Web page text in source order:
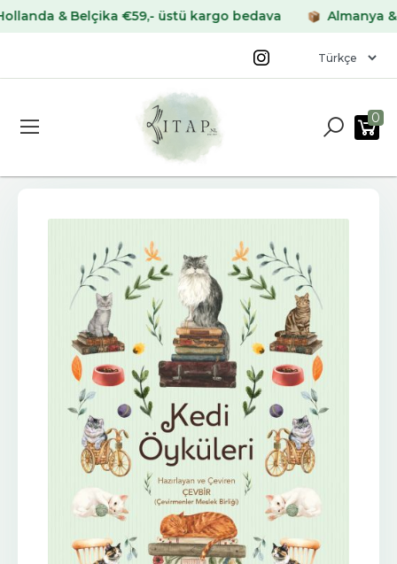
& Belçika €59,- üstü kargo bedava Almanya &
0